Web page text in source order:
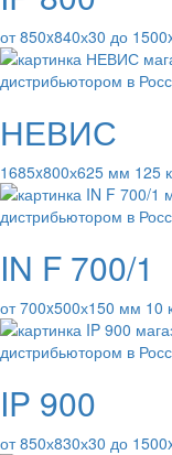
от 850x840х30 до
НЕВИС
1685x800х625 мм 125
IN F 700/1
от 700x500х150 мм 10
IP 900
от 850х830х30 до